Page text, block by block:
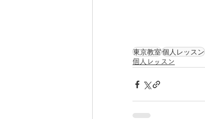
東京教室個人レッスン
個人レッスン